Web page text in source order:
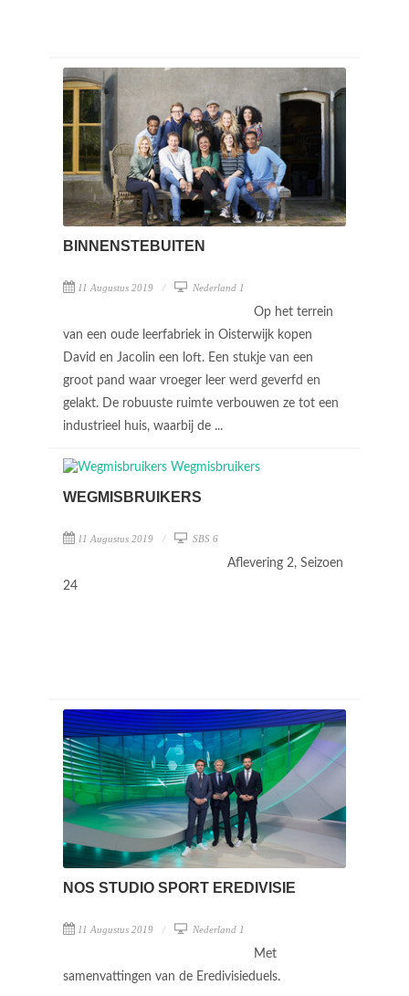
BINNENSTEBUITEN
11 Augustus 2019 Nederland 1
Op het terrein
van een oude leerfabriek in Oisterwijk kopen
David en Jacolin een loft. Een stukje van een
groot pand waar vroeger leer werd geverfd en
gelakt. De robuuste ruimte verbouwen ze tot een
industrieel huis, waarbij de ...
WEGMISBRUIKERS
11 Augustus 2019 SBS 6
Aflevering 2, Seizoen
24
NOS STUDIO SPORT EREDIVISIE
11 Augustus 2019 Nederland 1
Met
samenvattingen van de Eredivisieduels.